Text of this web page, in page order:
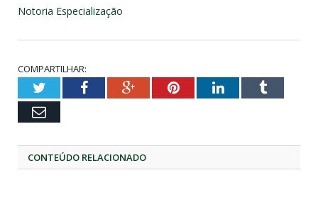
Notoria Especialização
COMPARTILHAR:
TwitterFacebookGoogle+PinterestLinkedInTumblr
Email
CONTEÚDO RELACIONADO